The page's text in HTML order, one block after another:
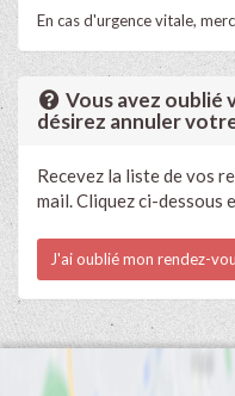
En cas d'urgence vitale,
Vous avez oublié
désirez annuler
Recevez la liste de vos
mail. Cliquez ci-dessous
J'ai oublié mon rendez-